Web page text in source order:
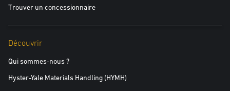
Trouver un concessionnaire
Découvrir
Qui sommes-nous ?
Hyster-Yale Materials Handling (HYMH)